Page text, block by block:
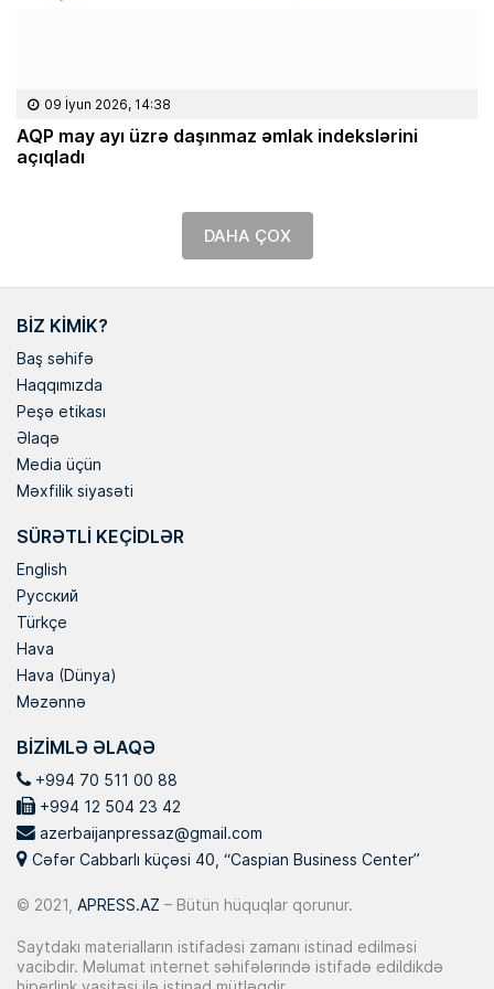
09 İyun 2026, 14:38
AQP may ayı üzrə daşınmaz əmlak indekslərini
açıqladı
DAHA ÇOX
BIZ KIMIK?
Baş səhifə
Haqqımızda
Peşə etikası
Əlaqə
Media üçün
Məxfilik siyasəti
SÜRƏTLI KEÇIDLƏR
English
Русский
Türkçe
Hava
Hava (Dünya)
Məzənnə
BIZIMLƏ ƏLAQƏ
+994 70 511 00 88
+994 12 504 23 42
azerbaijanpressaz@gmail.com
Cəfər Cabbarlı küçəsi 40, “Caspian Business Center”
© 2021, APRESS.AZ – Bütün hüquqlar qorunur.
Saytdakı materialların istifadəsi zamanı istinad edilməsi
vacibdir. Məlumat internet səhifələrində istifadə edildikdə